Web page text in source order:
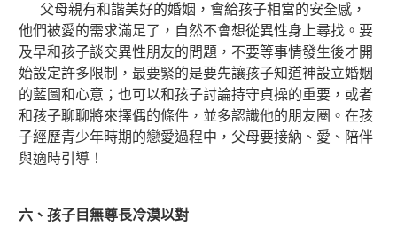
父母親有和諧美好的婚姻，會給孩子相當的安全感，
他們被愛的需求滿足了，自然不會想從異性身上尋找。要
及早和孩子談交異性朋友的問題，不要等事情發生後才開
始設定許多限制，最要緊的是要先讓孩子知道神設立婚姻
的藍圖和心意；也可以和孩子討論持守貞操的重要，或者
和孩子聊聊將來擇偶的條件，並多認識他的朋友圈。在孩
子經歷青少年時期的戀愛過程中，父母要接納、愛、陪伴
與適時引導！
六、孩子目無尊長冷漠以對